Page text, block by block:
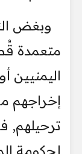
وبغض
متعمدة
اليمنيين
إخراجهم
ترحيلهم,
لحكومة